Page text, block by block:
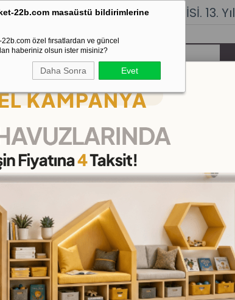
22b.com masaüstü bildirimlerine
özel fırsatlardan ve güncel
haberiniz olsun ister misiniz?
Daha Sonra Evet
Gönderim.% 100İADEGARANTİSİ. 13. Yıl
Salıncak Tahterevalli Çok Satanlar
Sünger Oyun Grubu
(KMS630)
%
10
İNDIRIM
₺39.999,00 (KDV Dahil)
₺36.000,00 (KDV Dahil)